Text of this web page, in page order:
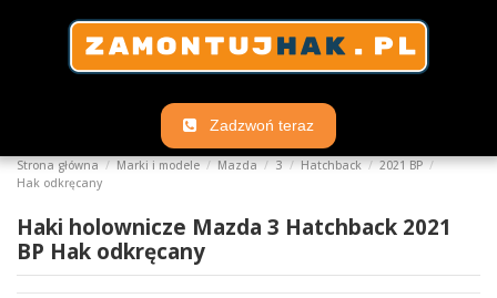
Zadzwoń teraz
Strona główna Marki i modele Mazda 3 Hatchback
2021 BP
Hak odkręcany
Haki holownicze Mazda 3 Hatchback 2021
BP Hak odkręcany